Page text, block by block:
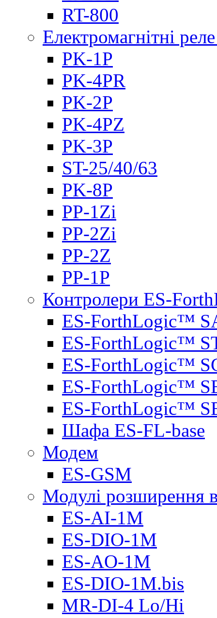
RT-800
Електромагнітні
PK-1P
PK-4PR
PK-2Р
PK-4PZ
PK-3Р
ST-25/40/63
PK-8P
PP-1Zi
PP-2Zi
PP-2Z
PP-1P
Контролери ES-
ES-ForthLogic™
ES-ForthLogic™
ES-ForthLogic™
ES-ForthLogic™
ES-ForthLogic™
Шафа ES-FL-base
Модем
ES-GSM
Модулі розширення
ES-AI-1M
ES-DIO-1М
ES-AO-1М
ES-DIO-1M.bis
MR-DI-4 Lo/Hi